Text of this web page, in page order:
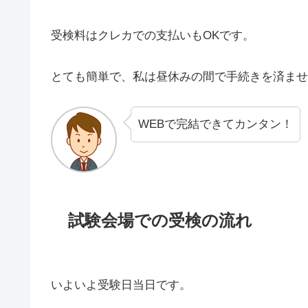
受検料はクレカでの支払いもOKです。
とても簡単で、私は昼休みの間で手続きを済ま
WEBで完結できてカンタン！
試験会場での受検の流れ
いよいよ受験日当日です。